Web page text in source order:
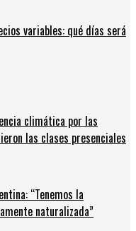
variables: qué días será
climática por las
las clases presenciales
“Tenemos la
naturalizada”